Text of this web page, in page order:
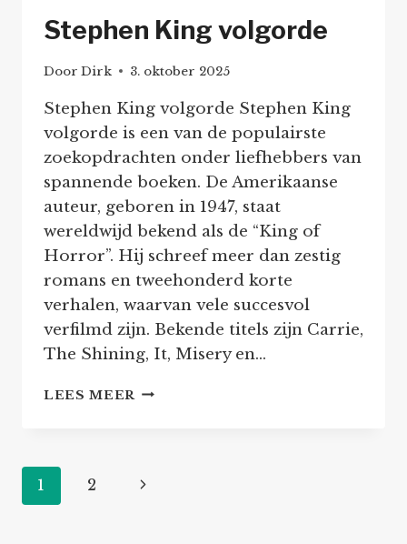
Stephen King volgorde
Door Dirk 3. oktober 2025
Stephen King volgorde Stephen King
volgorde is een van de populairste
zoekopdrachten onder liefhebbers van
spannende boeken. De Amerikaanse
auteur, geboren in 1947, staat
wereldwijd bekend als de “King of
Horror”. Hij schreef meer dan zestig
romans en tweehonderd korte
verhalen, waarvan vele succesvol
verfilmd zijn. Bekende titels zijn Carrie,
The Shining, It, Misery en…
LEES MEER STEPHEN
Paginanavigatie
1 2
Volgende